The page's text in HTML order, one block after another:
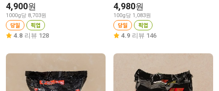
4,900원
1000g당 8,703원
당일 픽업
4.8 리뷰 128
4,980원
100g당 1,083원
당일 픽업
4.9 리뷰 146